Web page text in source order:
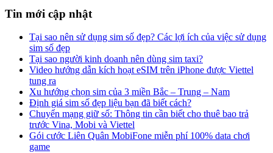
Tin mới cập nhật
Tại sao nên sử dụng sim số đẹp? Các lợi ích của việc sử dụng
sim số đẹp
Tại sao người kinh doanh nên dùng sim taxi?
Video hướng dẫn kích hoạt eSIM trên iPhone được Viettel
tung ra
Xu hướng chọn sim của 3 miền Bắc – Trung – Nam
Định giá sim số đẹp liệu bạn đã biết cách?
Chuyển mạng giữ số: Thông tin cần biết cho thuê bao trả
trước Vina, Mobi và Viettel
Gói cước Liên Quân MobiFone miễn phí 100% data chơi
game